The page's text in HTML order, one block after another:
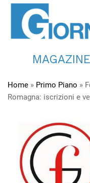
Home » Primo Piano »
Romagna: iscrizioni e